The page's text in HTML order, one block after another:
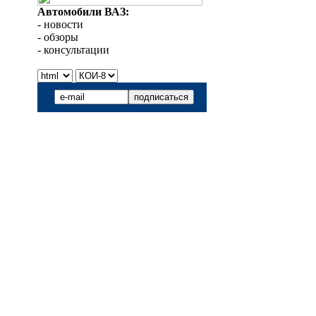
Автомобили ВАЗ:
- новости
- обзоры
- консультации